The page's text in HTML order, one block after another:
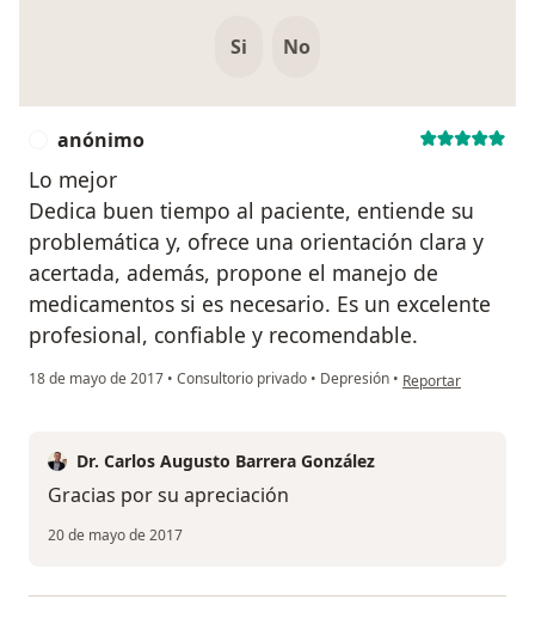
Si No
anónimo
Lo mejor
Dedica buen tiempo al paciente, entiende su
problemática y, ofrece una orientación clara y
acertada, además, propone el manejo de
medicamentos si es necesario. Es un excelente
profesional, confiable y recomendable.
18 de mayo de 2017 • Consultorio privado • Depresión • en opinión del
Reportar
Dr. Carlos Augusto Barrera González
Gracias por su apreciación
20 de mayo de 2017